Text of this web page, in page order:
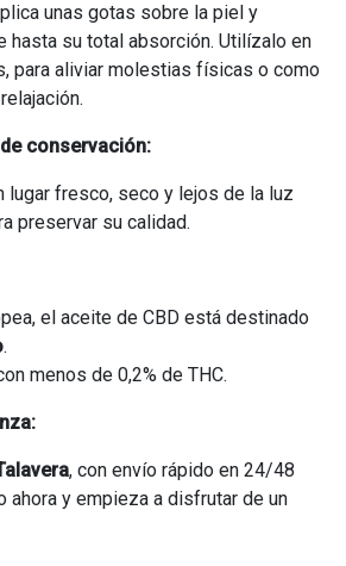
unas gotas sobre la piel y
hasta su total absorción. Utilízalo en
para aliviar molestias físicas o como
conservación:
lugar fresco, seco y lejos de la luz
preservar su calidad.
el aceite de CBD está destinado
.
menos de 0,2% de THC.
, con envío rápido en 24/48
ahora y empieza a disfrutar de un